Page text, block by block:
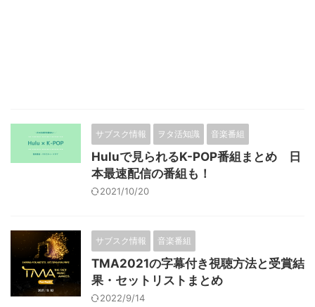
サブスク情報 ヲタ活知識 音楽番組
Huluで見られるK-POP番組まとめ 日
本最速配信の番組も！
2021/10/20
サブスク情報 音楽番組
TMA2021の字幕付き視聴方法と受賞結
果・セットリストまとめ
2022/9/14